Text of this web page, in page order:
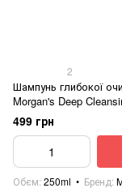
2
Шампунь глибокої
Morgan's Deep
Shampoo 250ml
499 грн
Обєм 250ml Бренд